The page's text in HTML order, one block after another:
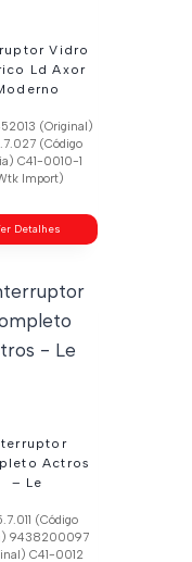
Vidro
Ld Axor
(Original)
(Código
C41-0010-1
Import)
Detalhes
Actros
– Le
(Código
9438200097
C41-0012